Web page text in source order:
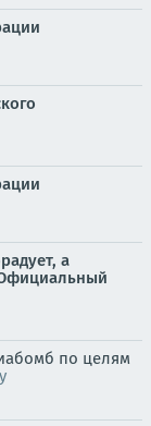
а
по целям